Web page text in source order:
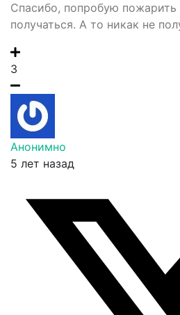
Спасибо, попробую
получаться. А то никак не
3
Анонимно
5 лет назад